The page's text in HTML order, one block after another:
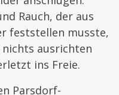
Rauch, der aus
feststellen musste,
nichts ausrichten
ins Freie.
Parsdorf-